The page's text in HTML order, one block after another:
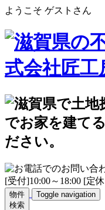
ようこそ ゲストさん
物件
検索
Toggle navigation